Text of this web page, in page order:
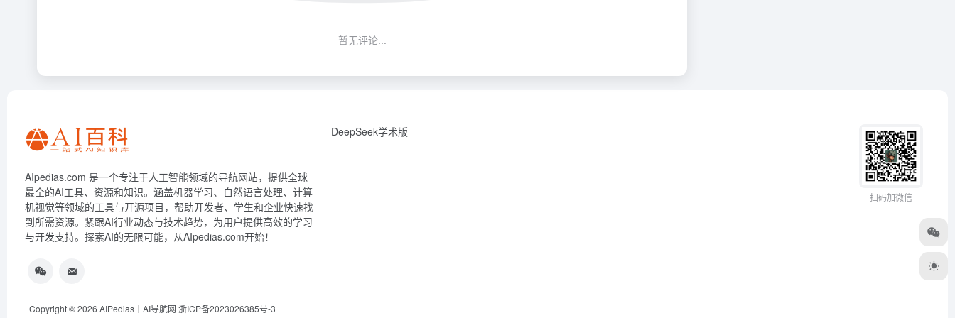
暂无评论...
AIpedias.com 是一个专注于人工智能领域的导航网站，提供全球
最全的AI工具、资源和知识。涵盖机器学习、自然语言处理、计算
机视觉等领域的工具与开源项目，帮助开发者、学生和企业快速找
到所需资源。紧跟AI行业动态与技术趋势，为用户提供高效的学习
与开发支持。探索AI的无限可能，从AIpedias.com开始！
DeepSeek学术版
扫码加微信
Copyright © 2026 AIPedias｜AI导航网 浙ICP备2023026385号-3